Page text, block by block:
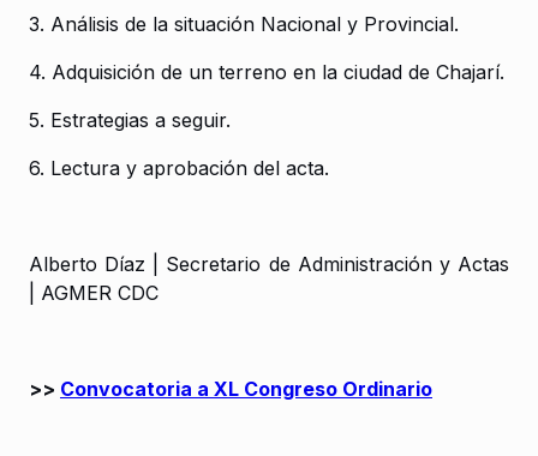
3. Análisis de la situación Nacional y Provincial.
4. Adquisición de un terreno en la ciudad de Chajarí.
5. Estrategias a seguir.
6. Lectura y aprobación del acta.
Alberto Díaz | Secretario de Administración y Actas
| AGMER CDC
>> Convocatoria a XL Congreso Ordinario